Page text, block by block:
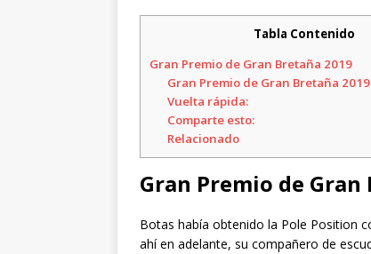
Tabla Contenido
Gran Premio de Gran Bretaña 2019
Gran Premio de Gran Bretaña
Vuelta rápida:
Comparte esto:
Relacionado
Gran Premio de Gran
Botas había obtenido la Pole Position
ahí en adelante, su compañero de